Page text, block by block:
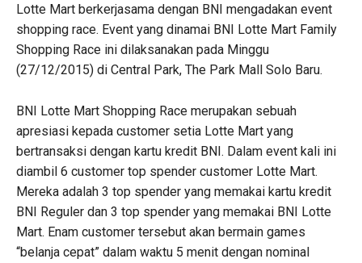
Lotte Mart berkerjasama dengan BNI mengadakan event
shopping race. Event yang dinamai BNI Lotte Mart Family
Shopping Race ini dilaksanakan pada Minggu
(27/12/2015) di Central Park, The Park Mall Solo Baru.
BNI Lotte Mart Shopping Race merupakan sebuah
apresiasi kepada customer setia Lotte Mart yang
bertransaksi dengan kartu kredit BNI. Dalam event kali ini
diambil 6 customer top spender customer Lotte Mart.
Mereka adalah 3 top spender yang memakai kartu kredit
BNI Reguler dan 3 top spender yang memakai BNI Lotte
Mart. Enam customer tersebut akan bermain games
“belanja cepat” dalam waktu 5 menit dengan nominal